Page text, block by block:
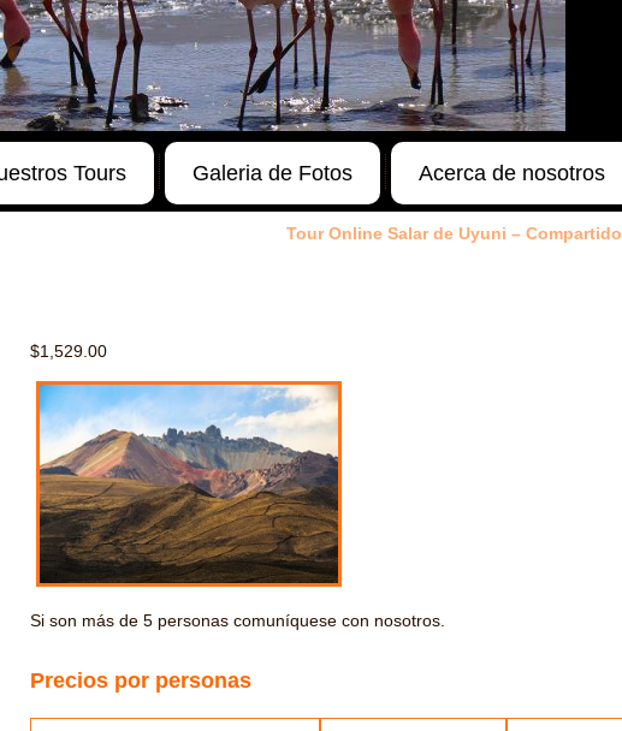
Tours Galeria de Fotos Acerca de nosotros
Tour Online Salar de Uyuni – Compartido
$1,529.00
Si son más de 5 personas comuníquese con nosotros.
Precios por personas